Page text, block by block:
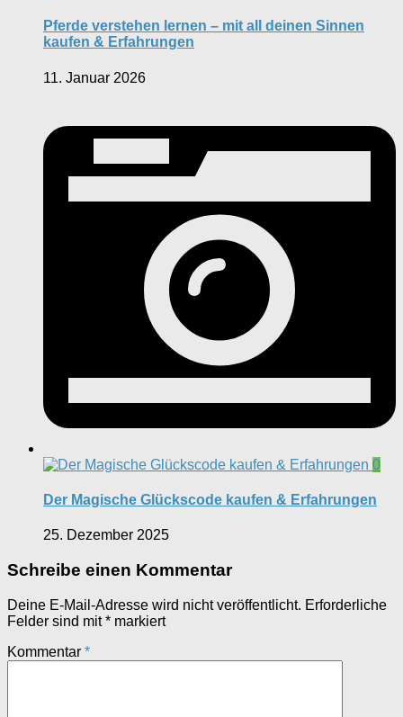
Pferde verstehen lernen – mit all deinen Sinnen
kaufen & Erfahrungen
11. Januar 2026
0
Der Magische Glückscode kaufen & Erfahrungen
25. Dezember 2025
Schreibe einen Kommentar
Deine E-Mail-Adresse wird nicht veröffentlicht. Erforderliche
Felder sind mit* markiert
Kommentar *